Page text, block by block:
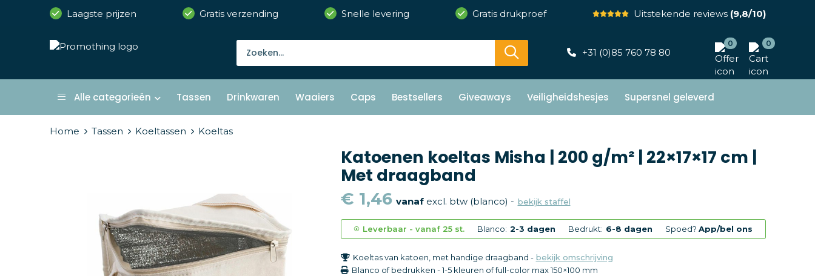
Laagste prijzen Gratis verzending Snelle levering Gratis drukproef Uitstekende reviews(9,8/10)
+31 (0)85 760 78 80
0 0
Alle categorieën Tassen Drinkwaren Waaiers Caps Bestsellers Giveaways Veiligheidshesjes Supersnel geleverd
Home Tassen Koeltassen Koeltas
Katoenen koeltas Misha | 200 g/m² | 22×17×17 cm |
Met draagband
€ 1,46 vanafexcl. btw (blanco) - bekijk staffel
Leverbaar - vanaf 25 st. Blanco: 2-3 dagen Bedrukt: 6-8 dagen Spoed?App/bel ons
Koeltas van katoen, met handige draagband -bekijk omschrijving
Blanco of bedrukken -1-5 kleuren of full-color max 150×100 mm